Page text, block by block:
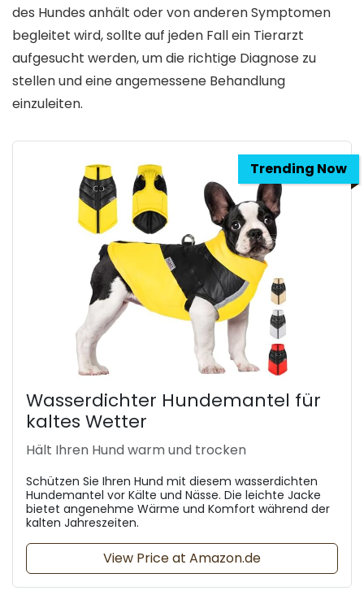
des Hundes anhält oder von anderen Symptomen
begleitet wird, sollte auf jeden Fall ein Tierarzt
aufgesucht werden, um die richtige Diagnose zu
stellen und eine angemessene Behandlung
einzuleiten.
Trending Now
Wasserdichter Hundemantel für
kaltes Wetter
Hält Ihren Hund warm und trocken
Schützen Sie Ihren Hund mit diesem wasserdichten
Hundemantel vor Kälte und Nässe. Die leichte Jacke
bietet angenehme Wärme und Komfort während der
kalten Jahreszeiten.
View Price at Amazon.de